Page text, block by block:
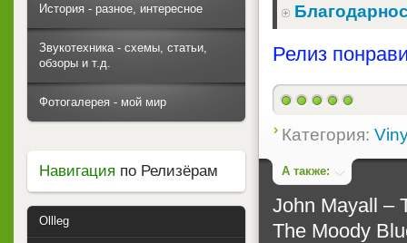
Релиз
Категория:
А также:
John Mayall ‎–
The Moody
История - разное, интересное
Звукотехника - схемы, статьи,
обзоры и т.д.
Фотогалерея - мой мир
Навигация по Релизёрам
Ollleg